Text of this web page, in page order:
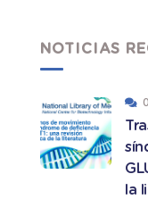
NOTICIAS
la